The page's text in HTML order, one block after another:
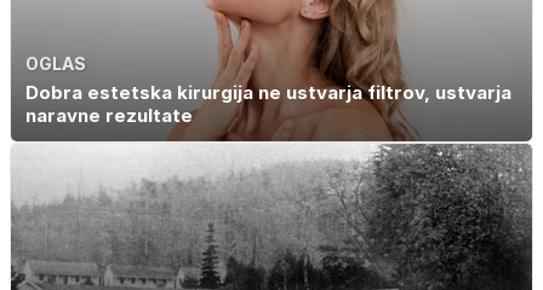
OGLAS
Dobra estetska kirurgija ne ustvarja filtrov, ustvarja
naravne rezultate